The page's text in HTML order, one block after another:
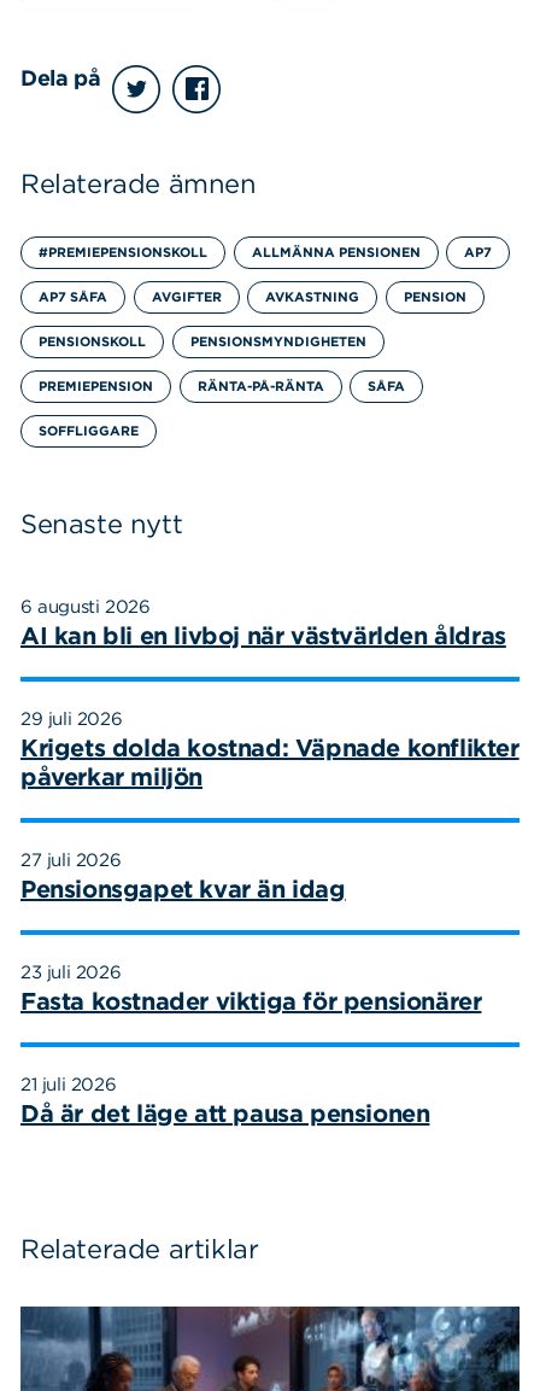
Dela på
Relaterade ämnen
#PREMIEPENSIONSKOLL ALLMÄNNA PENSIONEN AP7
AP7 SÅFA AVGIFTER AVKASTNING PENSION
PENSIONSKOLL PENSIONSMYNDIGHETEN
PREMIEPENSION RÄNTA-PÅ-RÄNTA SÅFA
SOFFLIGGARE
Senaste nytt
6 augusti 2026
AI kan bli en livboj när västvärlden åldras
29 juli 2026
Krigets dolda kostnad: Väpnade konflikter
påverkar miljön
27 juli 2026
Pensionsgapet kvar än idag
23 juli 2026
Fasta kostnader viktiga för pensionärer
21 juli 2026
Då är det läge att pausa pensionen
Relaterade artiklar